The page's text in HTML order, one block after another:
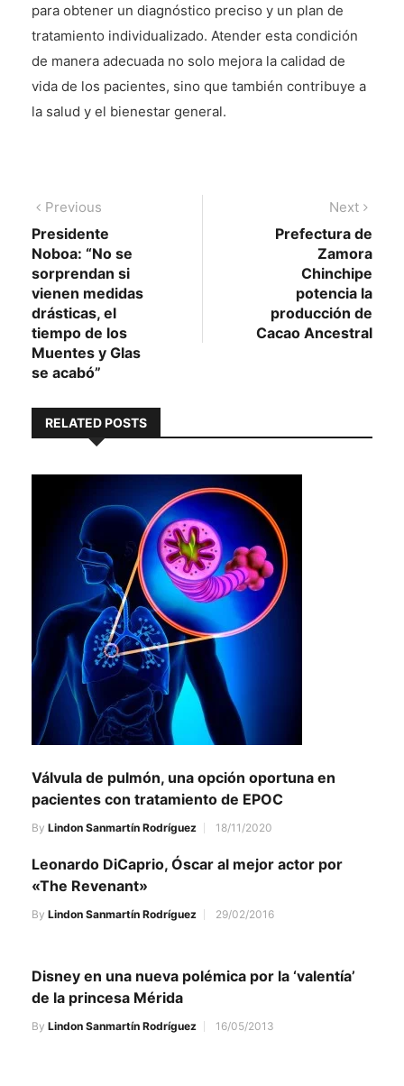
para obtener un diagnóstico preciso y un plan de
tratamiento individualizado. Atender esta condición
de manera adecuada no solo mejora la calidad de
vida de los pacientes, sino que también contribuye a
la salud y el bienestar general.
Navegación
de
entradas
Previous
post:
Presidente
Noboa: “No se
sorprendan si
vienen medidas
drásticas, el
tiempo de los
Muentes y Glas
se acabó”
Next
Prefectura de
Zamora
Chinchipe
potencia la
producción de
Cacao Ancestral
RELATED POSTS
Válvula de pulmón, una opción oportuna en
pacientes con tratamiento de EPOC
By Lindon Sanmartín Rodríguez 18/11/2020
Leonardo DiCaprio, Óscar al mejor actor por
«The Revenant»
By Lindon Sanmartín Rodríguez 29/02/2016
Disney en una nueva polémica por la ‘valentía’
de la princesa Mérida
By Lindon Sanmartín Rodríguez 16/05/2013